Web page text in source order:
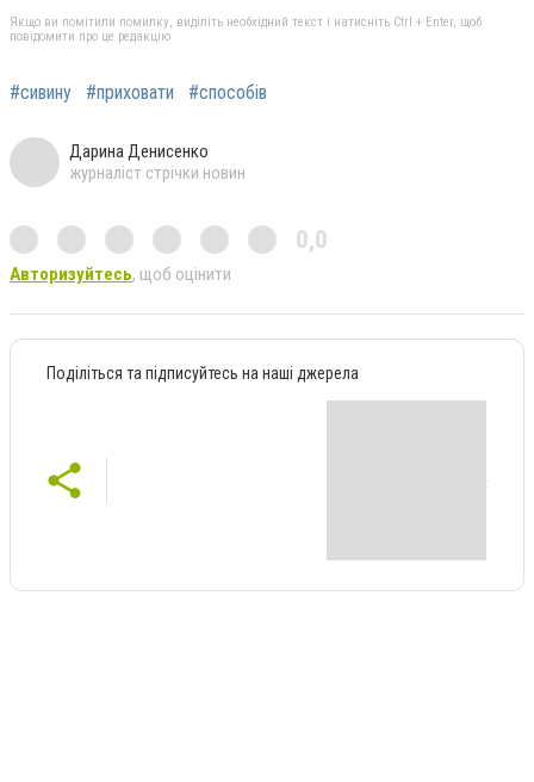
Якщо ви помітили помилку, виділіть необхідний текст і натисніть Ctrl + Enter, щоб
повідомити про це редакцію
#сивину #приховати #способів
Дарина Денисенко
журналіст стрічки новин
0,0
Авторизуйтесь, щоб оцінити
Поділіться та підписуйтесь на наші джерела